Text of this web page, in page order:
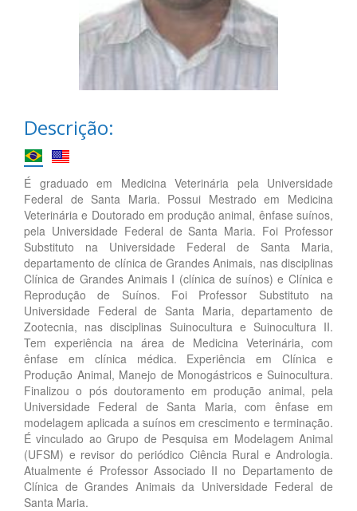
Descrição:
É graduado em Medicina Veterinária pela Universidade
Federal de Santa Maria. Possui Mestrado em Medicina
Veterinária e Doutorado em produção animal, ênfase suínos,
pela Universidade Federal de Santa Maria. Foi Professor
Substituto na Universidade Federal de Santa Maria,
departamento de clínica de Grandes Animais, nas disciplinas
Clínica de Grandes Animais I (clínica de suínos) e Clínica e
Reprodução de Suínos. Foi Professor Substituto na
Universidade Federal de Santa Maria, departamento de
Zootecnia, nas disciplinas Suinocultura e Suinocultura II.
Tem experiência na área de Medicina Veterinária, com
ênfase em clínica médica. Experiência em Clínica e
Produção Animal, Manejo de Monogástricos e Suinocultura.
Finalizou o pós doutoramento em produção animal, pela
Universidade Federal de Santa Maria, com ênfase em
modelagem aplicada a suínos em crescimento e terminação.
É vinculado ao Grupo de Pesquisa em Modelagem Animal
(UFSM) e revisor do periódico Ciência Rural e Andrologia.
Atualmente é Professor Associado II no Departamento de
Clínica de Grandes Animais da Universidade Federal de
Santa Maria.